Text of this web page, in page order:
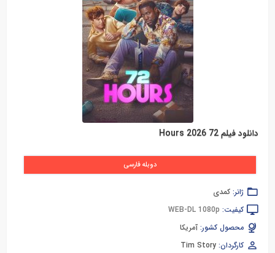
دانلود فیلم 72 Hours 2026
دوبله فارسی
ژانر: کمدی
کیفیت: WEB-DL 1080p
محصول کشور: آمریکا
کارگردان: Tim Story